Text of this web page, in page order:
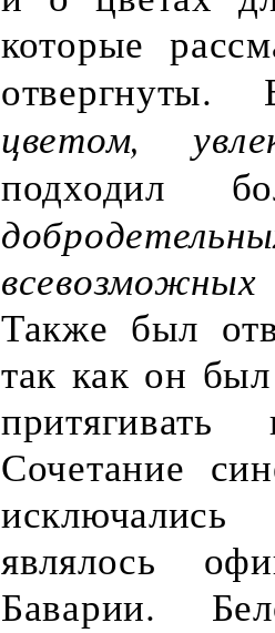
которые
цветом,
подходил
Также был
так как он
Сочетание
являлось
Баварии.